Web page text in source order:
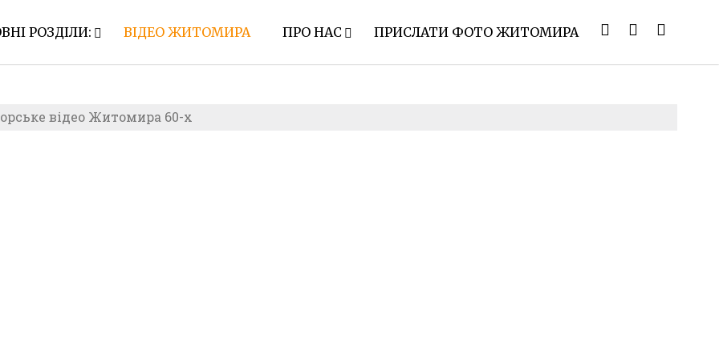
РОЗДІЛИ: ВІДЕО ЖИТОМИРА ПРО НАС ПРИСЛАТИ ФОТО ЖИТОМИРА
відео Житомира 60-х